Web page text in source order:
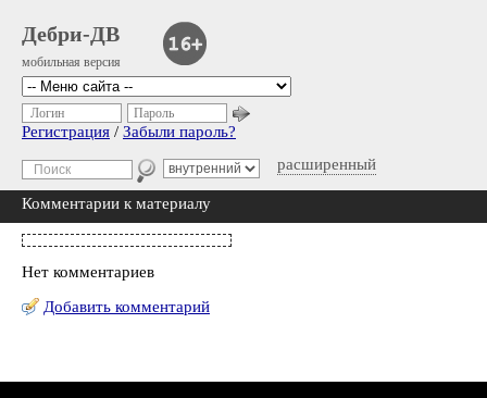
Дебри-ДВ
мобильная версия
расширенный
Логин Пароль
Регистрация / Забыли пароль?
Комментарии к материалу
Нет комментариев
Добавить комментарий